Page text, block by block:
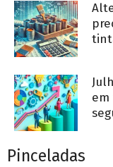
em
Pinceladas